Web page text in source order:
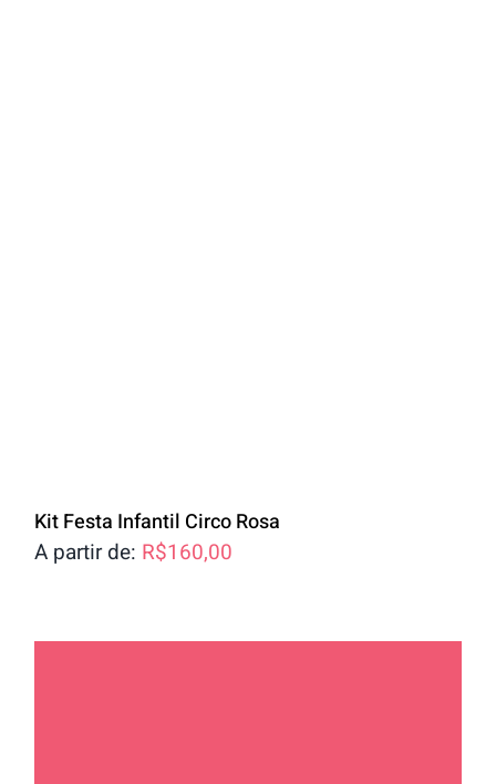
Kit Festa Infantil Circo Rosa
A partir de: R$160,00